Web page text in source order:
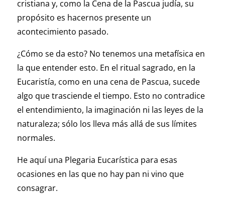
cristiana y, como la Cena de la Pascua judía, su
propósito es hacernos presente un
acontecimiento pasado.
¿Cómo se da esto? No tenemos una metafísica en
la que entender esto. En el ritual sagrado, en la
Eucaristía, como en una cena de Pascua, sucede
algo que trasciende el tiempo. Esto no contradice
el entendimiento, la imaginación ni las leyes de la
naturaleza; sólo los lleva más allá de sus límites
normales.
He aquí una Plegaria Eucarística para esas
ocasiones en las que no hay pan ni vino que
consagrar.